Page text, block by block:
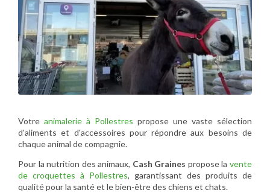
Votre animalerie à Pollestres propose une vaste sélection
d'aliments et d'accessoires pour répondre aux besoins de
chaque animal de compagnie.
Pour la nutrition des animaux, Cash Graines propose lavente
de croquettes à Pollestres, garantissant des produits de
qualité pour la santé et le bien-être des chiens et chats.